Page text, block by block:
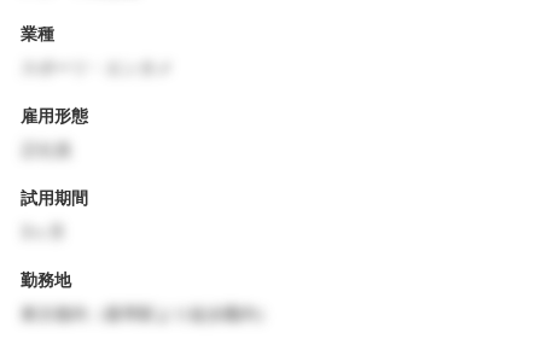
業種
雇用形態
試用期間
勤務地
東京都内（最寄駅より徒歩圏内）